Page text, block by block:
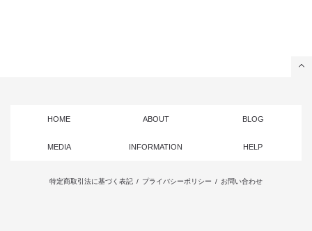
HOME ABOUT BLOG
MEDIA INFORMATION HELP
特定商取引法に基づく表記 / プライバシーポリシー / お問い合わせ